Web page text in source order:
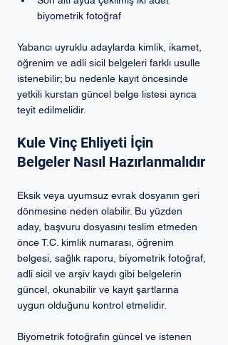
biyometrik fotoğraf
Yabancı uyruklu adaylarda kimlik, ikamet,
öğrenim ve adli sicil belgeleri farklı usulle
istenebilir; bu nedenle kayıt öncesinde
yetkili kurstan güncel belge listesi ayrıca
teyit edilmelidir.
Kule Vinç Ehliyeti İçin
Belgeler Nasıl Hazırlanmalıdır
Eksik veya uyumsuz evrak dosyanın geri
dönmesine neden olabilir. Bu yüzden
aday, başvuru dosyasını teslim etmeden
önce T.C. kimlik numarası, öğrenim
belgesi, sağlık raporu, biyometrik fotoğraf,
adli sicil ve arşiv kaydı gibi belgelerin
güncel, okunabilir ve kayıt şartlarına
uygun olduğunu kontrol etmelidir.
Biyometrik fotoğrafın güncel ve istenen